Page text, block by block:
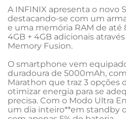
A INFINIX apresenta o novo
destacando-se com um
e uma memória RAM de até
4GB + 4GB adicionais
Memory Fusion.
O smartphone vem
duradoura de 5000mAh,
Marathon que traz 3 opções
otimizar energia para se
precisa. Com o Modo Ultra
um dia inteiro**em standby